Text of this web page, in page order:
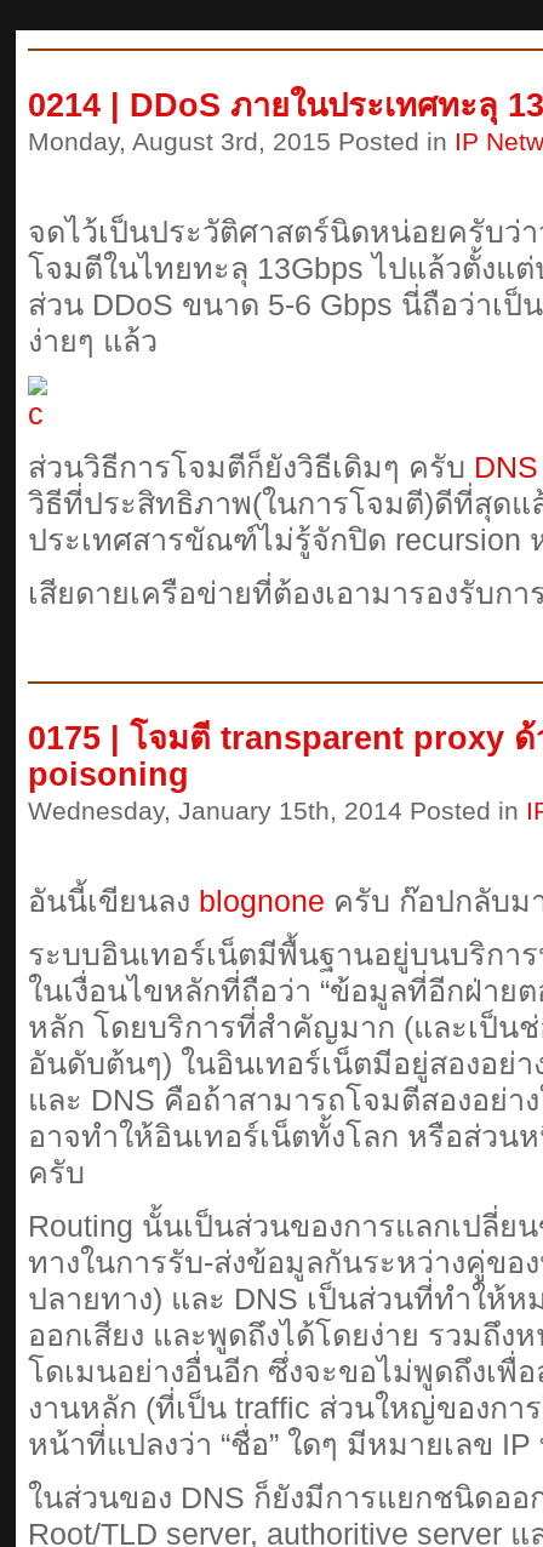
0214 | DDoS ภายในประเทศทะลุ
Monday, August 3rd, 2015 Posted in IP
จดไว้เป็นประวัติศาสตร์นิดหน่อยครับว่
โจมตีในไทยทะลุ 13Gbps ไปแล้วตั้งแ
ส่วน DDoS ขนาด 5-6 Gbps นี่ถือว่าเป็
ง่ายๆ แล้ว
ส่วนวิธีการโจมตีก็ยังวิธีเดิมๆ ครับ
วิธีที่ประสิทธิภาพ(ในการโจมตี)ดีที่สุดแ
ประเทศสารขัณฑ์ไม่รู้จักปิด recursion
เสียดายเครือข่ายที่ต้องเอามารองรับก
0175 | โจมตี transparent proxy
poisoning
Wednesday, January 15th, 2014 Posted in
อันนี้เขียนลง blognone ครับ ก๊อปกลับม
ระบบอินเทอร์เน็ตมีพื้นฐานอยู่บนบริกา
ในเงื่อนไขหลักที่ถือว่า “ข้อมูลที่อีกฝ่าย
หลัก โดยบริการที่สำคัญมาก (และเป็น
อันดับต้นๆ) ในอินเทอร์เน็ตมีอยู่สองอย่
และ DNS คือถ้าสามารถโจมตีสองอย่
อาจทำให้อินเทอร์เน็ตทั้งโลก หรือส่วน
ครับ
Routing นั้นเป็นส่วนของการแลกเปลี่ย
ทางในการรับ-ส่งข้อมูลกันระหว่างคู่ขอ
ปลายทาง) และ DNS เป็นส่วนที่ทำให้ห
ออกเสียง และพูดถึงได้โดยง่าย รวมถึง
โดเมนอย่างอื่นอีก ซึ่งจะขอไม่พูดถึงเพื่
งานหลัก (ที่เป็น traffic ส่วนใหญ่ของกา
หน้าที่แปลงว่า “ชื่อ” ใดๆ มีหมายเลข
ในส่วนของ DNS ก็ยังมีการแยกชนิดออ
Root/TLD server, authoritive server